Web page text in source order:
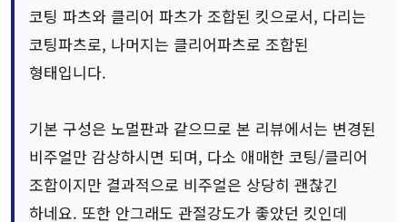
코팅 파츠와 클리어 파츠가 조합된 킷으로서, 다리는
코팅파츠로, 나머지는 클리어파츠로 조합된
형태입니다.
기본 구성은 노멀판과 같으므로 본 리뷰에서는 변경된
비주얼만 감상하시면 되며, 다소 애매한 코팅/클리어
조합이지만 결과적으로 비주얼은 상당히 괜찮긴
하네요. 또한 안그래도 관절강도가 좋았던 킷인데